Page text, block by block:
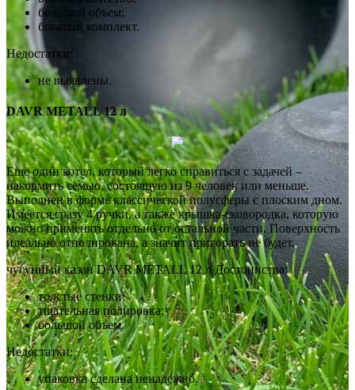
большой объем;
богатый комплект.
Недостатки:
не выявлены.
DAVR METALL 12 л
Еще один котел, который легко справиться с задачей –
накормить семью, состоящую из 9 человек или меньше.
Выполнен в форме классической полусферы с плоским дном.
Имеется сразу 4 ручки, а также крышка-сковородка, которую
можно применять отдельно от остальной части. Поверхность
идеально отполирована, а значит пригорать не будет.
чугунный казан DAVR METALL 12 л Достоинства:
толстые стенки;
тщательная полировка;
большой объем.
Недостатки:
упаковка сделана ненадежно.